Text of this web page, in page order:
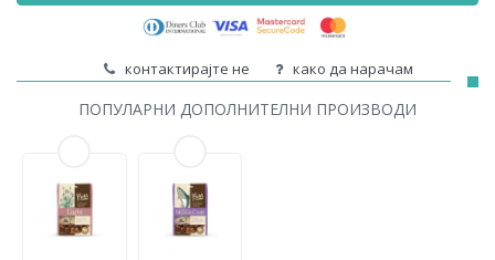
контактирајте не како да нарачам
ПОПУЛАРНИ ДОПОЛНИТЕЛНИ ПРОИЗВОДИ